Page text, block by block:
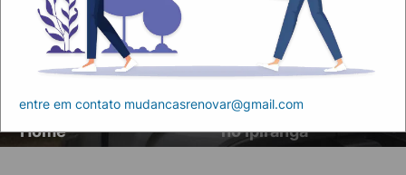
Mudanças e fretes no
Ipiranga
Home
Artigos
Mudanças e fretes
no Ipiranga
entre em contato mudancasrenovar@gmail.com